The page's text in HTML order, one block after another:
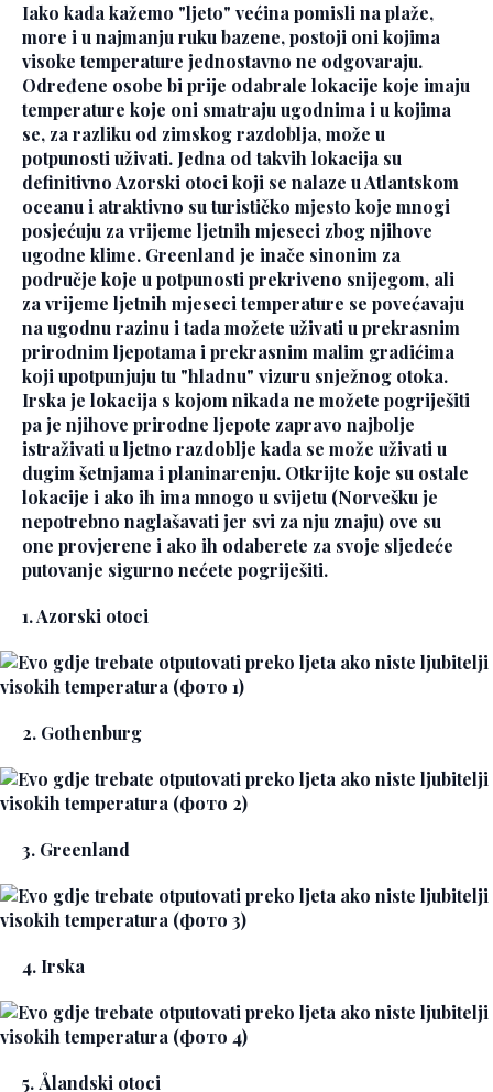
Iako kada kažemo "ljeto" većina pomisli na plaže,
more i u najmanju ruku bazene, postoji oni kojima
visoke temperature jednostavno ne odgovaraju.
Određene osobe bi prije odabrale lokacije koje imaju
temperature koje oni smatraju ugodnima i u kojima
se, za razliku od zimskog razdoblja, može u
potpunosti uživati. Jedna od takvih lokacija su
definitivno Azorski otoci koji se nalaze u Atlantskom
oceanu i atraktivno su turističko mjesto koje mnogi
posjećuju za vrijeme ljetnih mjeseci zbog njihove
ugodne klime. Greenland je inače sinonim za
područje koje u potpunosti prekriveno snijegom, ali
za vrijeme ljetnih mjeseci temperature se povećavaju
na ugodnu razinu i tada možete uživati u prekrasnim
prirodnim ljepotama i prekrasnim malim gradićima
koji upotpunjuju tu "hladnu" vizuru snježnog otoka.
Irska je lokacija s kojom nikada ne možete pogriješiti
pa je njihove prirodne ljepote zapravo najbolje
istraživati u ljetno razdoblje kada se može uživati u
dugim šetnjama i planinarenju. Otkrijte koje su ostale
lokacije i ako ih ima mnogo u svijetu (Norvešku je
nepotrebno naglašavati jer svi za nju znaju) ove su
one provjerene i ako ih odaberete za svoje sljedeće
putovanje sigurno nećete pogriješiti.
1. Azorski otoci
2. Gothenburg
3. Greenland
4. Irska
5. Ålandski otoci